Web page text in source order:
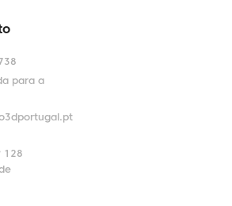
para a
128